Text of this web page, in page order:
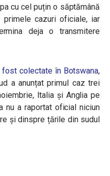
cu cel puțin o săptămână
cazuri oficiale, iar
deja o transmitere
fost colectate în Botswana,
a anunțat primul caz trei
Italia și Anglia pe
nu a raportat oficial niciun
și dinspre țările din sudul